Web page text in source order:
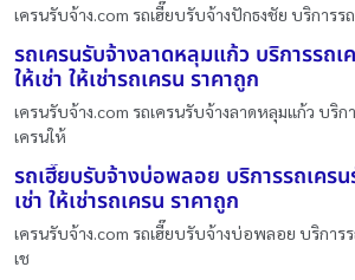
เครนรับจ้าง.com รถเฮี๊ยบรับจ้างปักธงชัย บริการร
รถเครนรับจ้างลาดหลุมแก้ว บริการรถเ
ให้เช่า ให้เช่ารถเครน ราคาถูก
เครนรับจ้าง.com รถเครนรับจ้างลาดหลุมแก้ว บริก
เครนให้
รถเฮี๊ยบรับจ้างบ่อพลอย บริการรถเครน
เช่า ให้เช่ารถเครน ราคาถูก
เครนรับจ้าง.com รถเฮี๊ยบรับจ้างบ่อพลอย บริการ
เช